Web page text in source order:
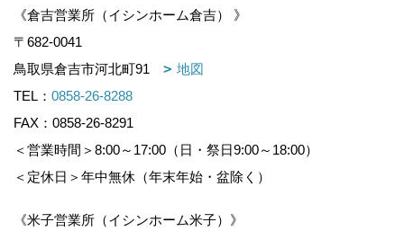
《倉吉営業所（イシンホーム倉吉） 》
〒682-0041
鳥取県倉吉市河北町91
地図
TEL： 0858-26-8288
FAX：0858-26-8291
＜営業時間＞8:00～17:00（日・祭日9:00～18:00）
＜定休日＞年中無休（年末年始・盆除く）
《米子営業所（イシンホーム米子）》